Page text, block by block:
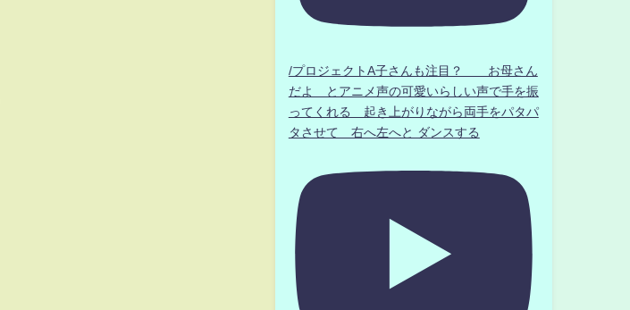
/プロジェクトA子さんも注目？ お母さん
だよ とアニメ声の可愛いらしい声で手を振
ってくれる 起き上がりながら両手をパタパ
タさせて 右へ左へと ダンスする